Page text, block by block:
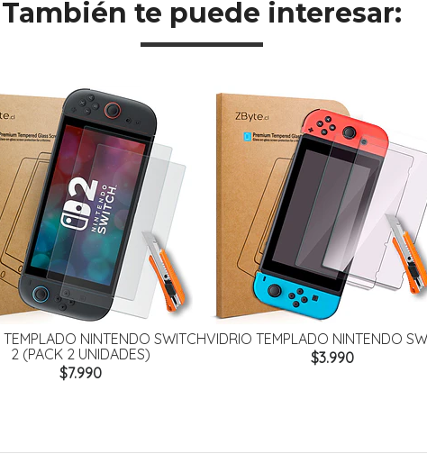
También te puede interesar:
NINTENDO SWITCH
2 (PACK 2 UNIDADES)
$7.990
VIDRIO TEMPLADO NINTENDO
$3.990